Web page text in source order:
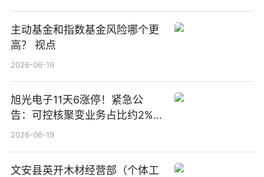
主动基金和指数基金风险哪个更
高？ 视点
2026-06-19
旭光电子11天6涨停！紧急公
告：可控核聚变业务占比约2%！
前沿热点
2026-06-19
文安县英开木材经营部（个体工